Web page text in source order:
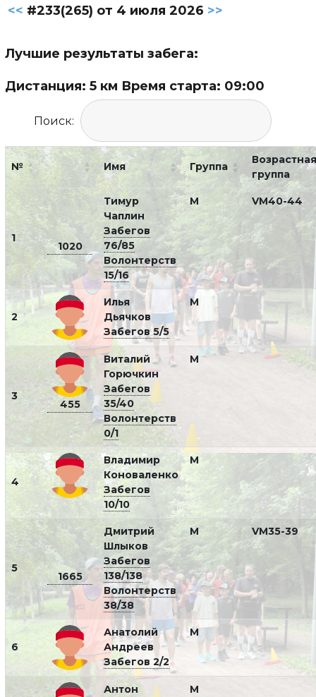
<< #233(265) от 4 июля 2026 >>
Лучшие результаты забега:
Дистанция: 5 км Время старта: 09:00
Поиск:
№ Имя Группа
Возрастная
группа
1
1020
Тимур
Чаплин
Забегов
76/85
Волонтерств
15/16
М VM40-44
2
Илья
Дьячков
Забегов 5/5
М
3
455
Виталий
Горючкин
Забегов
35/40
Волонтерств
0/1
М
4
Владимир
Коноваленко
Забегов
10/10
М
5
1665
Дмитрий
Шлыков
Забегов
138/138
Волонтерств
38/38
М VM35-39
6
Анатолий
Андреев
Забегов 2/2
М
Антон
М